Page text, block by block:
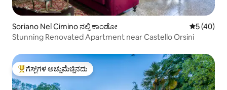
Soriano Nel Cimino ನಲ್ಲಿ ಕಾಂಡೋ 5 ರಲ್ಲಿ 5
5 (40)
Stunning Renovated Apartment near Castello Orsini
ಗೆಸ್ಟ್‌ಗಳಿಗೆ ಅತಿ ಹೆಚ್ಚು ಅಚ್ಚುಮೆಚ್ಚಿನದು
ಗೆಸ್ಟ್‌ಗಳ ಅಚ್ಚುಮೆಚ್ಚಿನದು